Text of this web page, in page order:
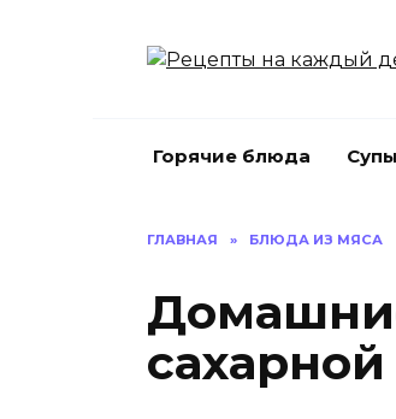
Горячие блюда Супы
ГЛАВНАЯ » БЛЮДА ИЗ МЯСА